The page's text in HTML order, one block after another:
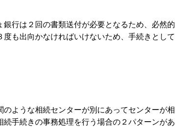
行は２回の書類送付が必要となるため、必然的
も出向かなければいけないため、手続きとして
ような相続センターが別にあってセンターが相
手続きの事務処理を行う場合の２パターンがあ